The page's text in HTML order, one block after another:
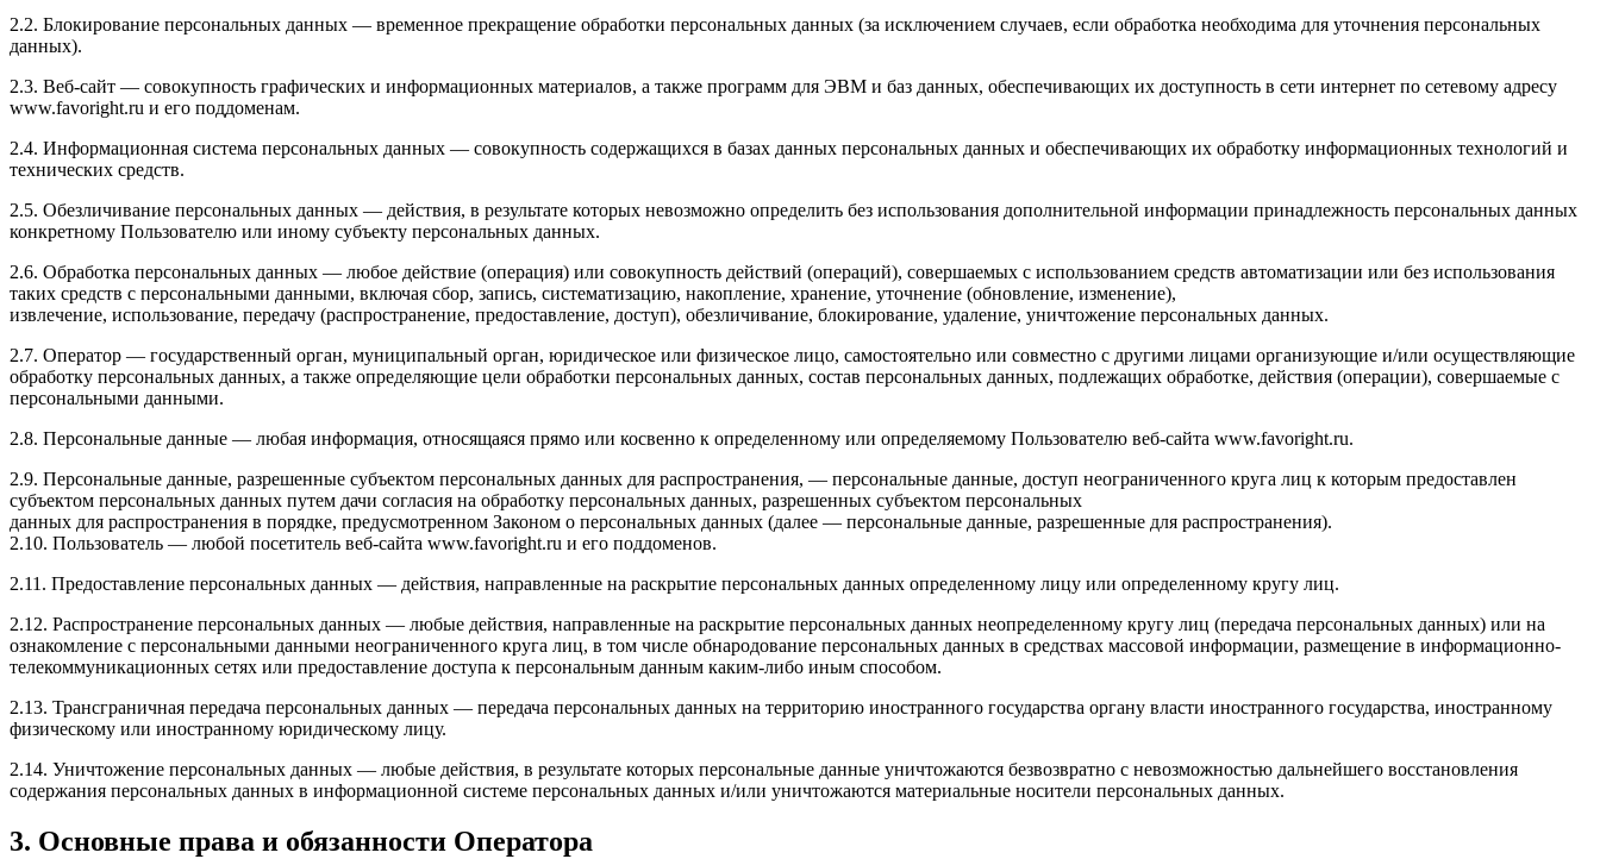
2.2. Блокирование персональных данных — временное прекращение обработки персональных данных (за исключением случаев, если обработка необходима для уточнения персональных
данных).
2.3. Веб-сайт — совокупность графических и информационных материалов, а также программ для ЭВМ и баз данных, обеспечивающих их доступность в сети интернет по сетевому адресу
www.favoright.ru и его поддоменам.
2.4. Информационная система персональных данных — совокупность содержащихся в базах данных персональных данных и обеспечивающих их обработку информационных технологий и
технических средств.
2.5. Обезличивание персональных данных — действия, в результате которых невозможно определить без использования дополнительной информации принадлежность персональных данных
конкретному Пользователю или иному субъекту персональных данных.
2.6. Обработка персональных данных — любое действие (операция) или совокупность действий (операций), совершаемых с использованием средств автоматизации или без использования
таких средств с персональными данными, включая сбор, запись, систематизацию, накопление, хранение, уточнение (обновление, изменение),
извлечение, использование, передачу (распространение, предоставление, доступ), обезличивание, блокирование, удаление, уничтожение персональных данных.
2.7. Оператор — государственный орган, муниципальный орган, юридическое или физическое лицо, самостоятельно или совместно с другими лицами организующие и/или осуществляющие
обработку персональных данных, а также определяющие цели обработки персональных данных, состав персональных данных, подлежащих обработке, действия (операции), совершаемые с
персональными данными.
2.8. Персональные данные — любая информация, относящаяся прямо или косвенно к определенному или определяемому Пользователю веб-сайта www.favoright.ru.
2.9. Персональные данные, разрешенные субъектом персональных данных для распространения, — персональные данные, доступ неограниченного круга лиц к которым предоставлен
субъектом персональных данных путем дачи согласия на обработку персональных данных, разрешенных субъектом персональных
данных для распространения в порядке, предусмотренном Законом о персональных данных (далее — персональные данные, разрешенные для распространения).
2.10. Пользователь — любой посетитель веб-сайта www.favoright.ru и его поддоменов.
2.11. Предоставление персональных данных — действия, направленные на раскрытие персональных данных определенному лицу или определенному кругу лиц.
2.12. Распространение персональных данных — любые действия, направленные на раскрытие персональных данных неопределенному кругу лиц (передача персональных данных) или на
ознакомление с персональными данными неограниченного круга лиц, в том числе обнародование персональных данных в средствах массовой информации, размещение в информационно-
телекоммуникационных сетях или предоставление доступа к персональным данным каким-либо иным способом.
2.13. Трансграничная передача персональных данных — передача персональных данных на территорию иностранного государства органу власти иностранного государства, иностранному
физическому или иностранному юридическому лицу.
2.14. Уничтожение персональных данных — любые действия, в результате которых персональные данные уничтожаются безвозвратно с невозможностью дальнейшего восстановления
содержания персональных данных в информационной системе персональных данных и/или уничтожаются материальные носители персональных данных.
3. Основные права и обязанности Оператора